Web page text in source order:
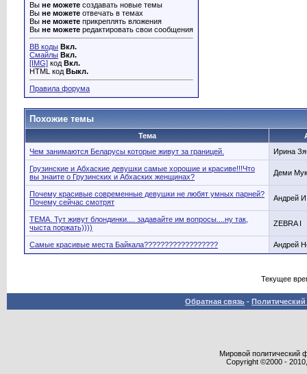
Вы не можете создавать новые темы
Вы не можете отвечать в темах
Вы не можете прикреплять вложения
Вы не можете редактировать свои сообщения
BB коды Вкл.
Смайлы Вкл.
[IMG] код Вкл.
HTML код Выкл.
Правила форума
Похожие темы
Тема
Чем занимаются Беларусы которые живут за границей.
Ирина
Грузинские и Абхаские девушки самые хорошие и красиве!!!Что
вы знаите о Грузинских и Абхаских женщинах?
Деми
Почему красивые современные девушки не любят умных парней?
Почему сейчас смотрят
Андрей И
ТЕМА. Тут живут блондинки.... задавайте им вопросы....ну так,
чыста поржать))))
ZEBRA I
Самые красивые места Байкала?????????????????? Андрей
Текущее
Обратная связь -
Мировой политический
Copyright ©2000 -